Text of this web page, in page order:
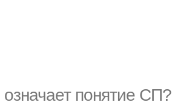
понятие СП?